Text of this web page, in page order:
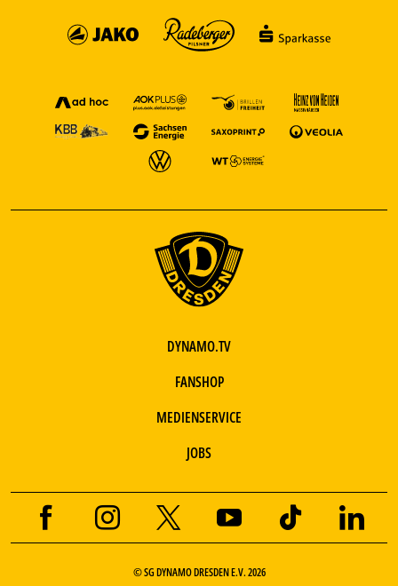
DYNAMO.TV
FANSHOP
MEDIENSERVICE
JOBS
© SG DYNAMO DRESDEN E.V. 2026